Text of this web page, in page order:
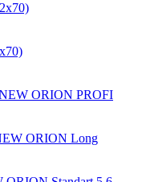
ORION PROFI
ORION Long